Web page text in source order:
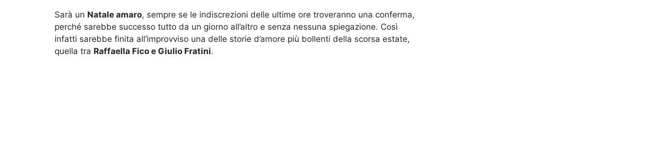
Sarà un Natale amaro, sempre se le indiscrezioni delle ultime ore troveranno una conferma,
perché sarebbe successo tutto da un giorno all’altro e senza nessuna spiegazione. Così
infatti sarebbe finita all’improvviso una delle storie d’amore più bollenti della scorsa estate,
quella tra Raffaella Fico e Giulio Fratini.